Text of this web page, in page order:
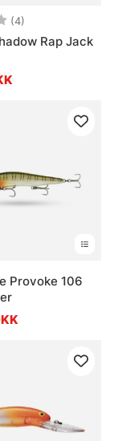
(4)
Rap Jack
Provoke 106